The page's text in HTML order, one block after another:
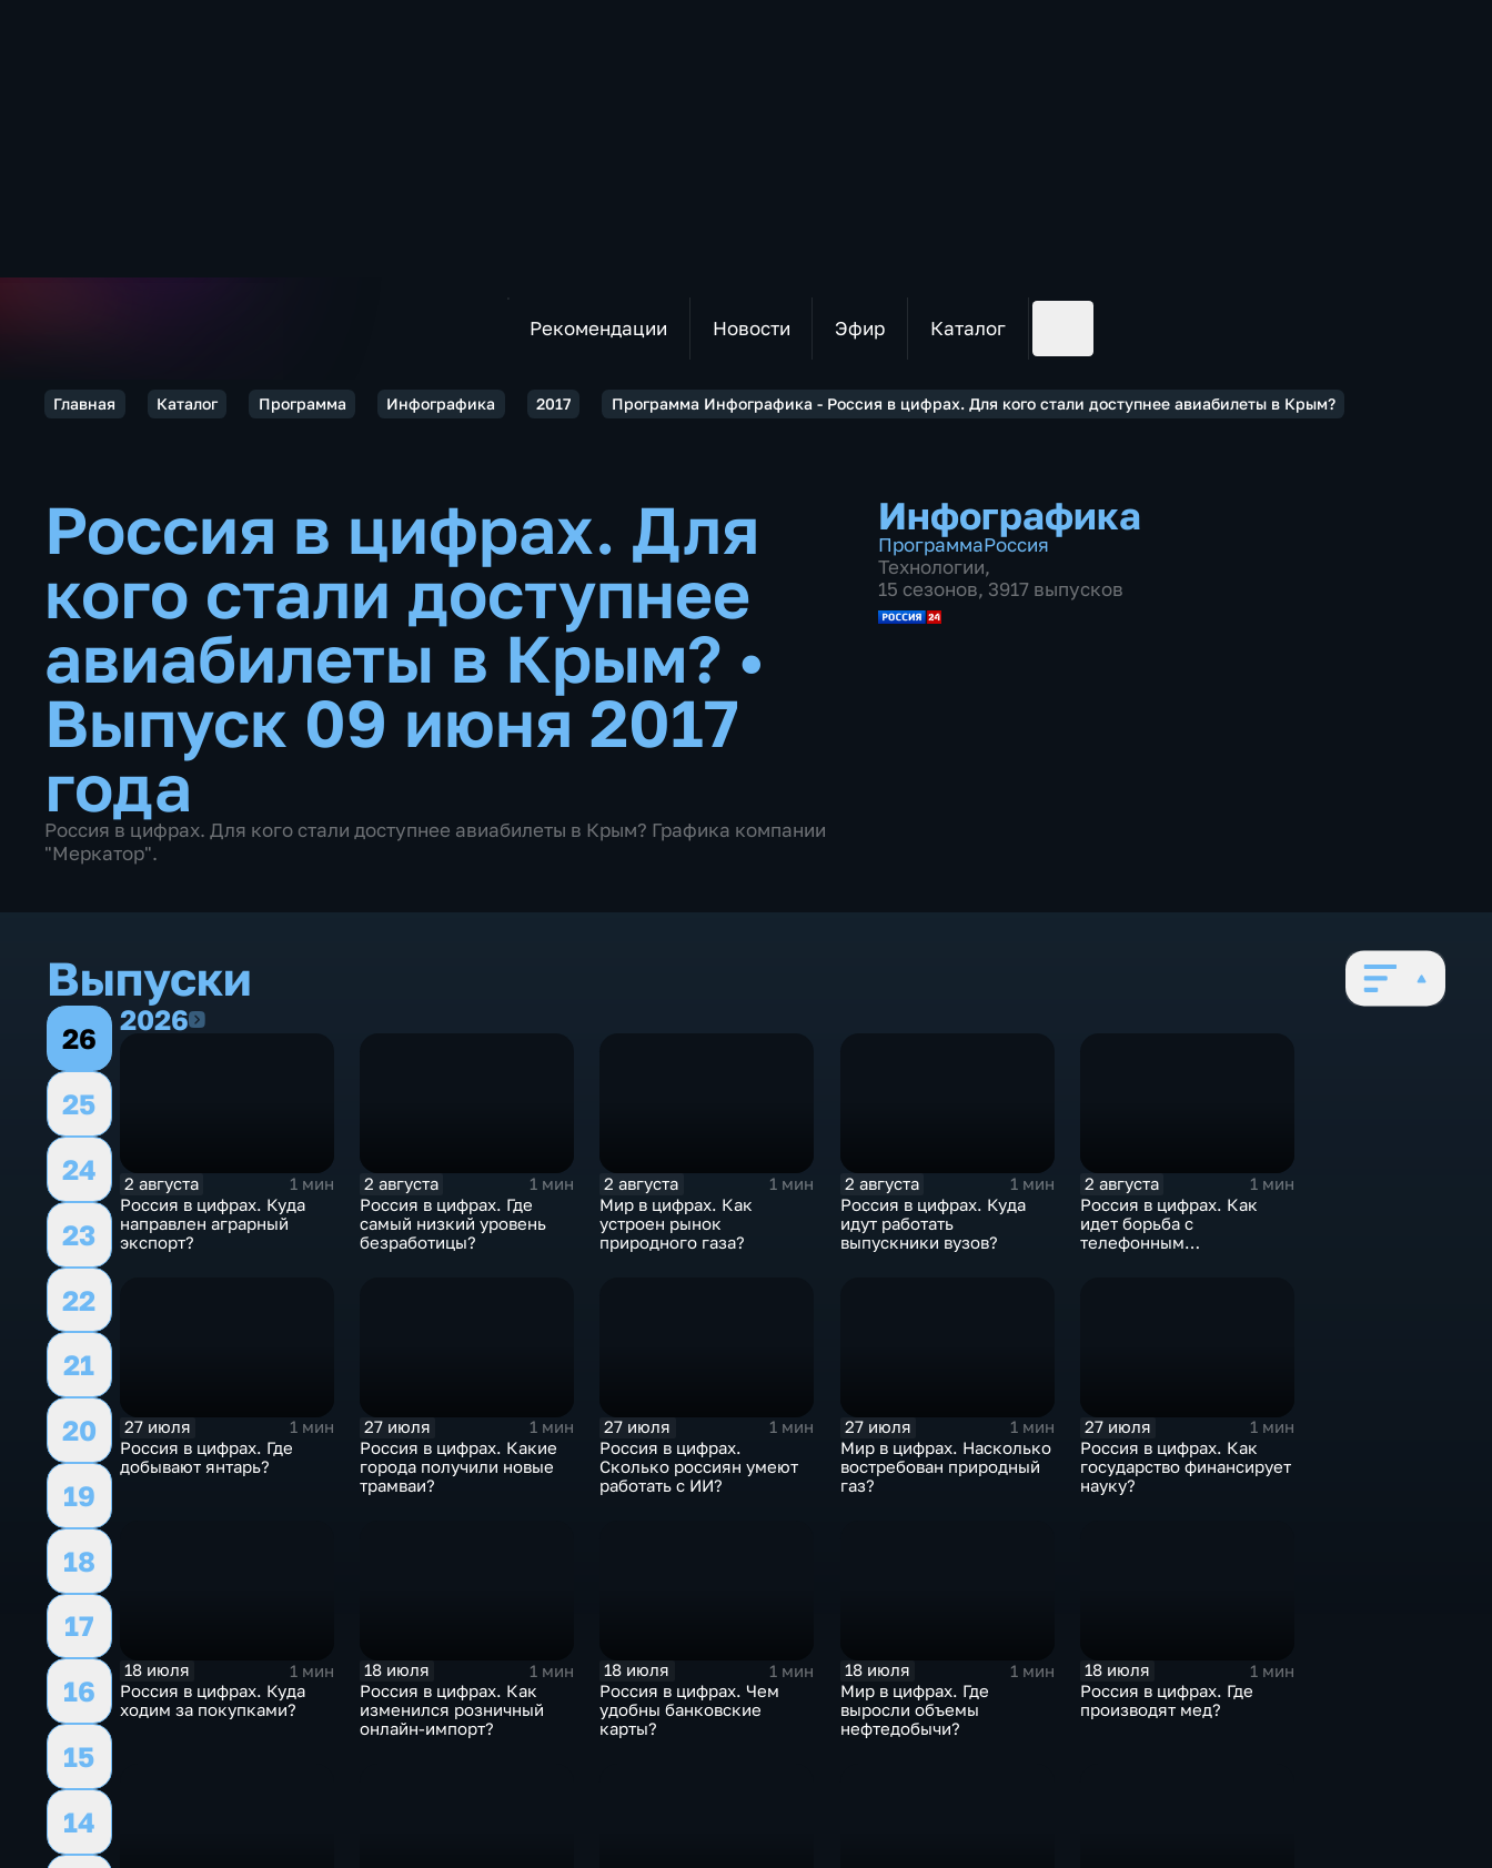
Рекомендации Новости Эфир Каталог
Главная Каталог Программа Инфографика 2017 Программа Инфографика - Россия в цифрах. Для кого стали доступнее авиабилеты в Крым?
Россия в цифрах. Для
кого стали доступнее
авиабилеты в Крым? •
Выпуск 09 июня 2017
года
Россия в цифрах. Для кого стали доступнее авиабилеты в Крым? Графика компании
"Меркатор".
Инфографика
ПрограммаРоссия
Технологии,
15 сезонов, 3917 выпусков
Выпуски
26
25
24
23
22
21
20
19
18
17
16
15
14
20262026
2 августа
1 мин
Россия в цифрах. Куда
направлен аграрный
экспорт?
2 августа
1 мин
Россия в цифрах. Где
самый низкий уровень
безработицы?
2 августа
1 мин
Мир в цифрах. Как
устроен рынок
природного газа?
2 августа
1 мин
Россия в цифрах. Куда
идут работать
выпускники вузов?
2 августа
1 мин
Россия в цифрах. Как
идет борьба с
телефонным
27 июля
1 мин
Россия в цифрах. Где
добывают янтарь?
27 июля
1 мин
Россия в цифрах. Какие
города получили новые
трамваи?
27 июля
1 мин
Россия в цифрах.
Сколько россиян умеют
работать с ИИ?
27 июля
1 мин
Мир в цифрах. Насколько
востребован природный
газ?
27 июля
1 мин
Россия в цифрах. Как
государство финансирует
науку?
18 июля
1 мин
Россия в цифрах. Куда
ходим за покупками?
18 июля
1 мин
Россия в цифрах. Как
изменился розничный
онлайн-импорт?
18 июля
1 мин
Россия в цифрах. Чем
удобны банковские
карты?
18 июля
1 мин
Мир в цифрах. Где
выросли объемы
нефтедобычи?
18 июля
1 мин
Россия в цифрах. Где
производят мед?